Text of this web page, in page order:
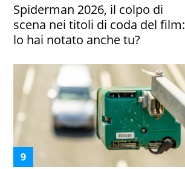
Spiderman 2026, il colpo di
scena nei titoli di coda del film:
lo hai notato anche tu?